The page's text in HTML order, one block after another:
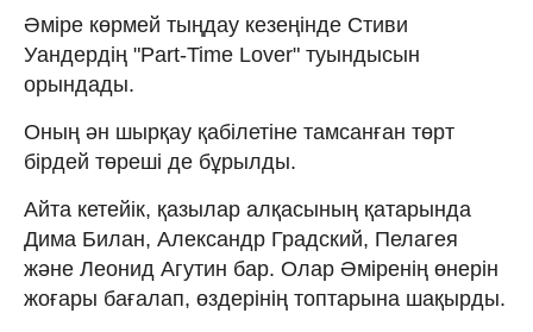
Әміре көрмей тыңдау кезеңінде Стиви
Уандердің "Part-Time Lover" туындысын
орындады.
Оның ән шырқау қабілетіне тамсанған төрт
бірдей төреші де бұрылды.
Айта кетейік, қазылар алқасының қатарында
Дима Билан, Александр Градский, Пелагея
және Леонид Агутин бар. Олар Әміренің өнерін
жоғары бағалап, өздерінің топтарына шақырды.